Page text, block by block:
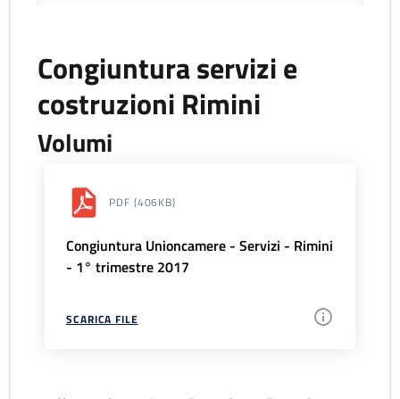
Congiuntura servizi e
costruzioni Rimini
Volumi
PDF (406KB)
Congiuntura Unioncamere - Servizi - Rimini
- 1° trimestre 2017
SCARICA FILE